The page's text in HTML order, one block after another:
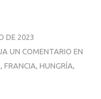
DE 2023
UN COMENTARIO EN
, FRANCIA, HUNGRÍA,